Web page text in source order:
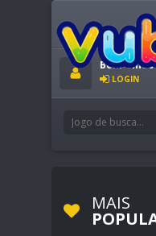
Bem-vindo
LOGIN
MAIS